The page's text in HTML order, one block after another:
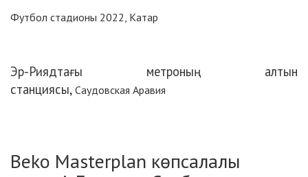
Футбол стадионы 2022, Катар
Эр-Риядтағы метроның алтын
станциясы, Саудовская Аравия
Beko Masterplan көпсалалы